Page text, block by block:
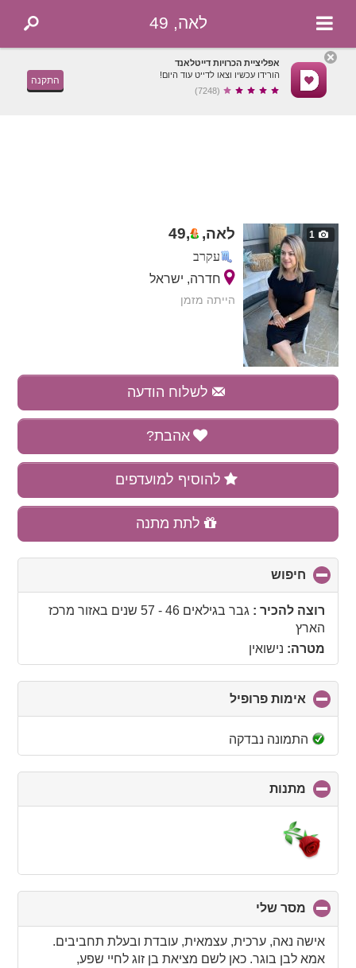
לאה, 49
אפליציית הכרויות דייטלאנד
הורידו עכשיו וצאו לדייט עוד היום!
(7248)
התקנה
1 לאה, ,
49
עקרב
חדרה, ישראל
הייתה מזמן
לשלוח הודעה
אהבת?
להוסיף למועדפים
לתת מתנה
חיפוש
to
collapseרוצה להכיר : גבר בגילאים 46 - 57 שנים באזור מרכז
הארץ
מטרה: נישואין
אימות פרופיל
to
התמונה נבדקה
מתנות
to
מסר שלי
to
collapse
contents
אישה נאה, ערכית, עצמאית, עובדת ובעלת תחביבים.
אמא לבן בוגר. כאן לשם מציאת בן זוג לחיי שפע,